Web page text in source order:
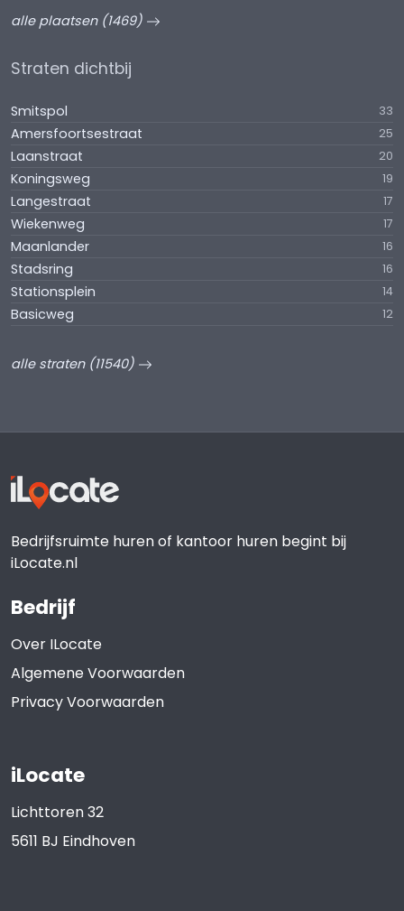
alle plaatsen (1469)
Straten dichtbij
Smitspol 33
Amersfoortsestraat 25
Laanstraat 20
Koningsweg 19
Langestraat 17
Wiekenweg 17
Maanlander 16
Stadsring 16
Stationsplein 14
Basicweg 12
alle straten (11540)
Bedrijfsruimte huren of kantoor huren begint bij
iLocate.nl
Bedrijf
Over ILocate
Algemene Voorwaarden
Privacy Voorwaarden
iLocate
Lichttoren 32
5611 BJ Eindhoven